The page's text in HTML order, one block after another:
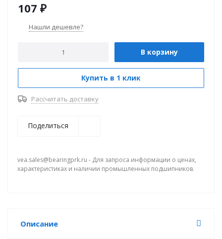
107 ₽
Нашли дешевле?
В корзину
Купить в 1 клик
Рассчитать доставку
Поделиться
vea.sales@bearingprk.ru - Для запроса информации о ценах,
характеристиках и наличии промышленных подшипников.
Описание